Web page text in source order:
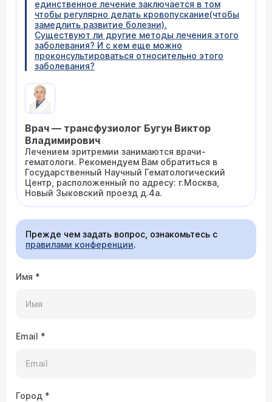
единственное лечение заключается в том
чтобы регулярно делать кровопускание(чтобы
замедлить развитие болезни).
Существуют ли другие методы лечения этого
заболевания? И с кем еще можно
проконсультироваться относительно этого
заболевания?
Врач — трансфузиолог Бугун Виктор
Владимирович
Лечением эритремии занимаются врачи-
гематологи. Рекомендуем Вам обратиться в
Государственный Научный Гематологический
Центр, расположенный по адресу: г.Москва,
Новый Зыковский проезд д.4а.
Прежде чем задать вопрос, ознакомьтесь с
правилами конференции.
Имя *
Email *
Город *